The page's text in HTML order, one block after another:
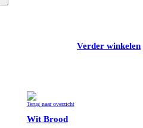
Verder winkelen
Terug naar overzicht
Wit Brood